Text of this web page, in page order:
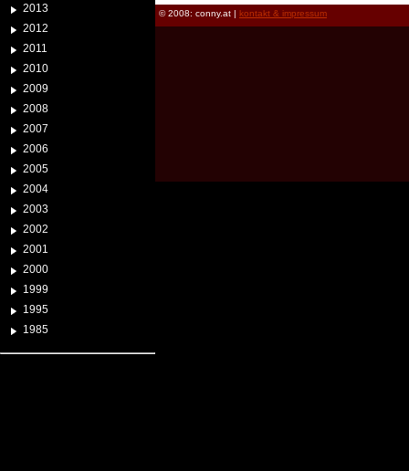
2013
2012
2011
2010
2009
2008
2007
2006
2005
2004
2003
2002
2001
2000
1999
1995
1985
© 2008: conny.at | kontakt & impressum